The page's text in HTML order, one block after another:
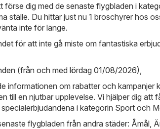
förse dig med de senaste flygbladen i
ställe. Du hittar just nu 1 broschyrer hos
inte för länge.
för att inte gå miste om fantastiska
(från och med lördag 01/08/2026)
informationen om rabatter och kampanjer
till en njutbar upplevelse. Vi hjälper dig att
i kategorin Sport och
flygbladen från andra städer: Åmål